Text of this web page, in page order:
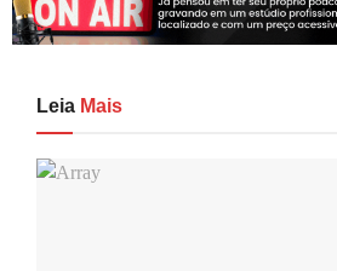
Leia Mais